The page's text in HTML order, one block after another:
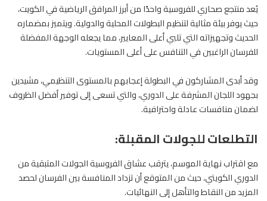
يُعد منتجع صحاري للفروسية واحدًا من أبرز المرافق الرياضية في الكويت،
حيث يوفر بيئة مثالية لتنظيم البطولات المحلية والدولية. ويتميز بمضماره
الحديث وتجهيزاته التي تلبي أعلى المعايير، مما يجعله الوجهة المفضلة
للفرسان الراغبين في التنافس على أعلى المستويات.
وقد أبدى المشاركون في البطولة إعجابهم بالمستوى التنظيمي، مشيدين
بجهود اللجان المشرفة على الدوري، والتي تسعى إلى توفير أفضل الظروف
لضمان منافسات عادلة واحترافية.
التطلعات للجولات المقبلة:
مع اقتراب نهاية الموسم، يترقب عشاقالفروسيةالجولات المتبقية من
الدوري الكويتي، حيث من المتوقع أن تزداد المنافسة بين الفرسان لحصد
المزيد من النقاط والتأهل إلى النهائيات.